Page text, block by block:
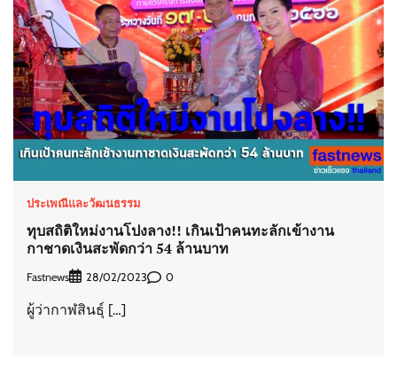
ประเพณีและวัฒนธรรม
ทุบสถิติใหม่งานโปงลาง!! เกินเป้าคนทะลักเข้างาน
กาชาดเงินสะพัดกว่า 54 ล้านบาท
Fastnews 28/02/2023 0
ผู้ว่ากาฬสินธุ์ […]